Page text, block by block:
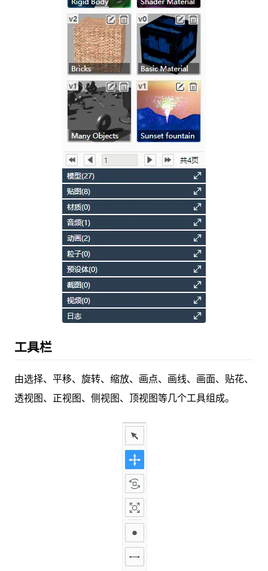
工具栏
由选择、平移、旋转、缩放、画点、画线、画面、贴花、
透视图、正视图、侧视图、顶视图等几个工具组成。